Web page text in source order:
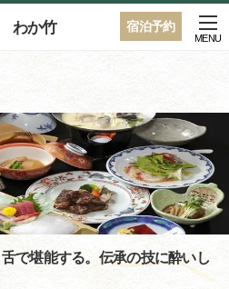
宿泊予約
わか竹
MENU
で堪能する。伝承の技に酔いし